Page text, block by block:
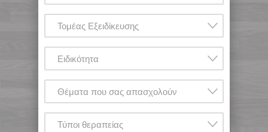
Τομέας Εξειδίκευσης
Ειδικότητα
Θέματα που σας απασχολούν
Τύποι θεραπείας